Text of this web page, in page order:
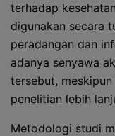
terhadap
digunakan secara
peradangan dan
adanya senyawa
tersebut,
penelitian lebih
Metodologi studi